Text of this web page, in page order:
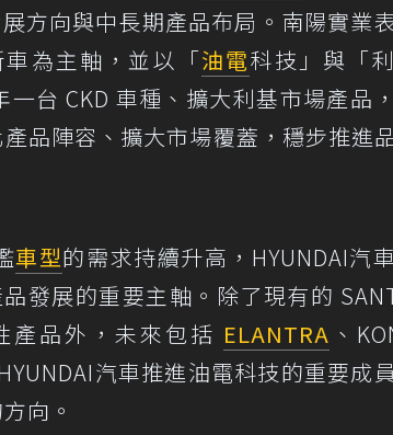
方向與中長期產品布局。南陽實業
為主軸，並以「油電科技」與「
台 CKD 車種、擴大利基市場產品
品陣容、擴大市場覆蓋，穩步推進
車型的需求持續升高，HYUNDAI汽
發展的重要主軸。除了現有的
產品外，未來包括 ELANTRA 、
汽車推進油電科技的重要成
向。